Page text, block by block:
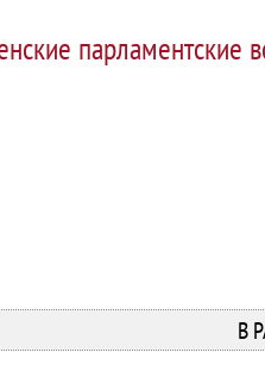
парламентские
В